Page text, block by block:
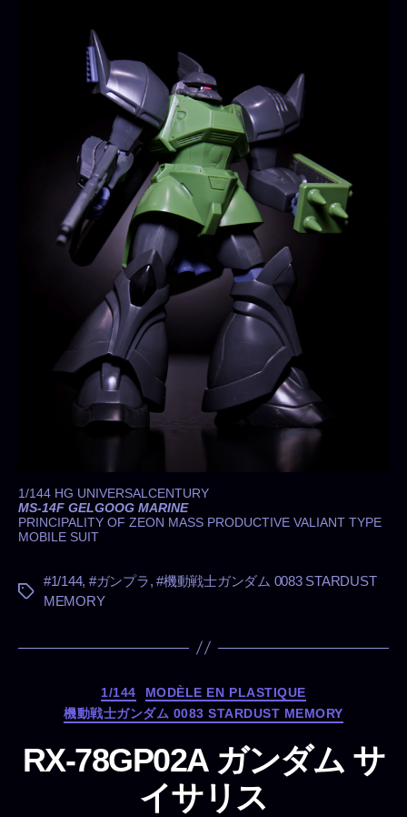
ー
ネ
へ
の
1/144 HG UNIVERSALCENTURY
MS-14F GELGOOG MARINE
PRINCIPALITY OF ZEON MASS PRODUCTIVE VALIANT TYPE
MOBILE SUIT
タ
#1/144, #ガンプラ,#機動戦士ガンダム 0083 STARDUST
MEMORY
カ
テ
ゴ
ー
1/144
MODÈLE EN PLASTIQUE
機動戦士ガンダム 0083 STARDUST MEMORY
RX-78GP02A ガンダム サ
イサリス